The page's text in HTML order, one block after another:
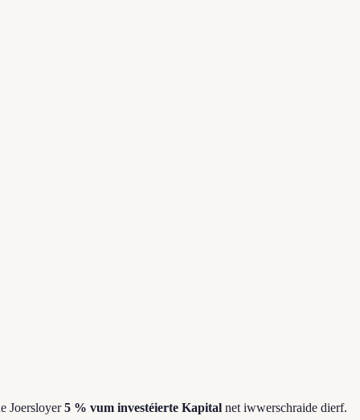
Joersloyer5 % vum investéierte Kapital net iwwerschraide dierf.